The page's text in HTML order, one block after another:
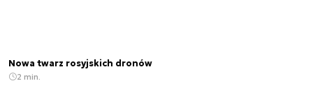
Nowa twarz rosyjskich dronów
2 min.